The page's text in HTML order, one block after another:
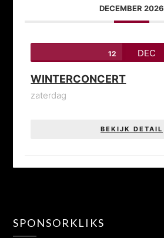
DECEMBER 2026
12 DEC
WINTERCONCERT
zaterdag
BEKIJK DETAIL
SPONSORKLIKS